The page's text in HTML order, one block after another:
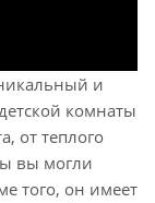
и
комнаты
от теплого
вы могли
того, он имеет